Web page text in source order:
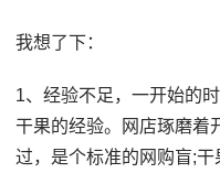
我想了下：
1、经验不足，一开始的
干果的经验。网店琢磨着
过，是个标准的网购盲;干